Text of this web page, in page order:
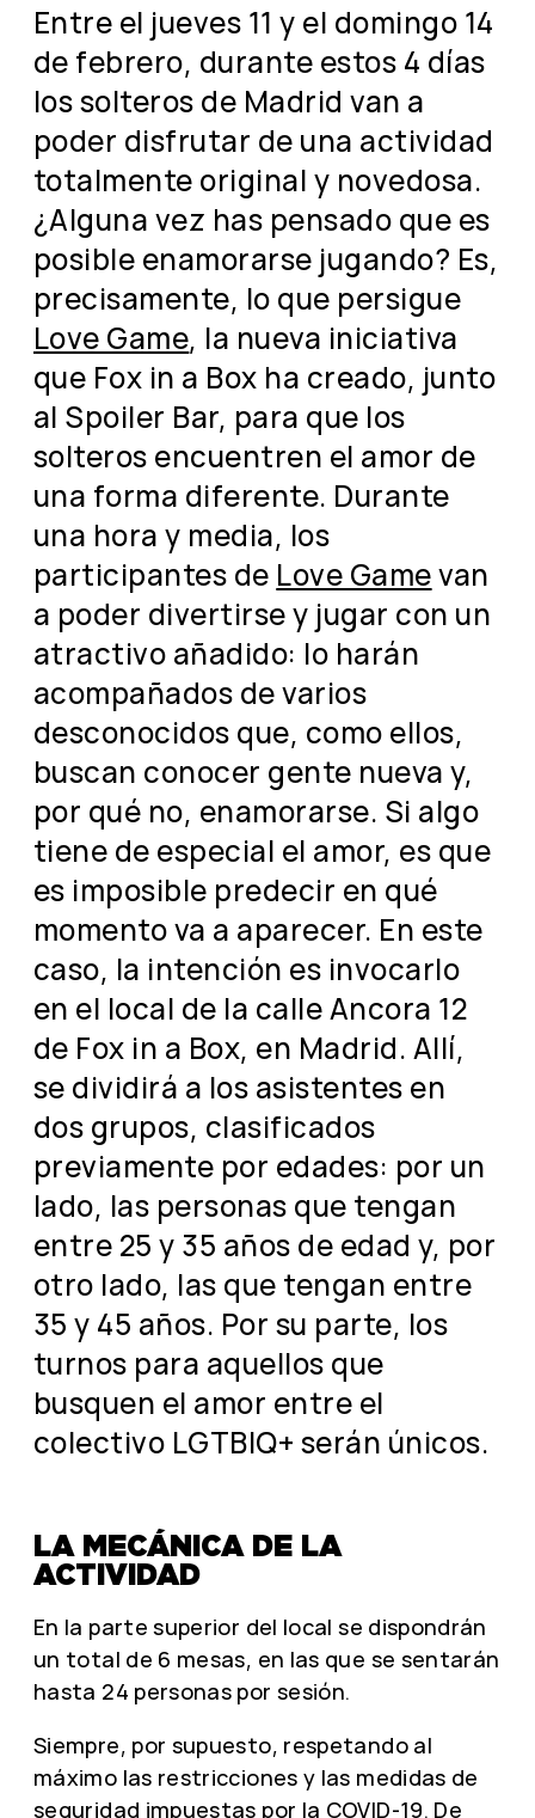
Entre el jueves 11 y el domingo 14
de febrero, durante estos 4 días
los solteros de Madrid van a
poder disfrutar de una actividad
totalmente original y novedosa.
¿Alguna vez has pensado que es
posible enamorarse jugando? Es,
precisamente, lo que persigue
Love Game, la nueva iniciativa
que Fox in a Box ha creado, junto
al Spoiler Bar, para que los
solteros encuentren el amor de
una forma diferente. Durante
una hora y media, los
participantes de Love Gamevan
a poder divertirse y jugar con un
atractivo añadido: lo harán
acompañados de varios
desconocidos que, como ellos,
buscan conocer gente nueva y,
por qué no, enamorarse. Si algo
tiene de especial el amor, es que
es imposible predecir en qué
momento va a aparecer. En este
caso, la intención es invocarlo
en el local de la calle Ancora 12
de Fox in a Box, en Madrid. Allí,
se dividirá a los asistentes en
dos grupos, clasificados
previamente por edades: por un
lado, las personas que tengan
entre 25 y 35 años de edad y, por
otro lado, las que tengan entre
35 y 45 años. Por su parte, los
turnos para aquellos que
busquen el amor entre el
colectivo LGTBIQ+ serán únicos.
LA MECÁNICA DE LA
ACTIVIDAD
En la parte superior del local se dispondrán
un total de 6 mesas, en las que se sentarán
hasta 24 personas por sesión.
Siempre, por supuesto, respetando al
máximo las restricciones y las medidas de
seguridad impuestas por la COVID-19. De